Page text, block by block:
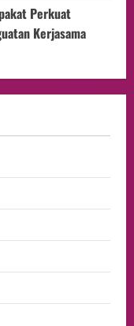
Perkuat
Kerjasama